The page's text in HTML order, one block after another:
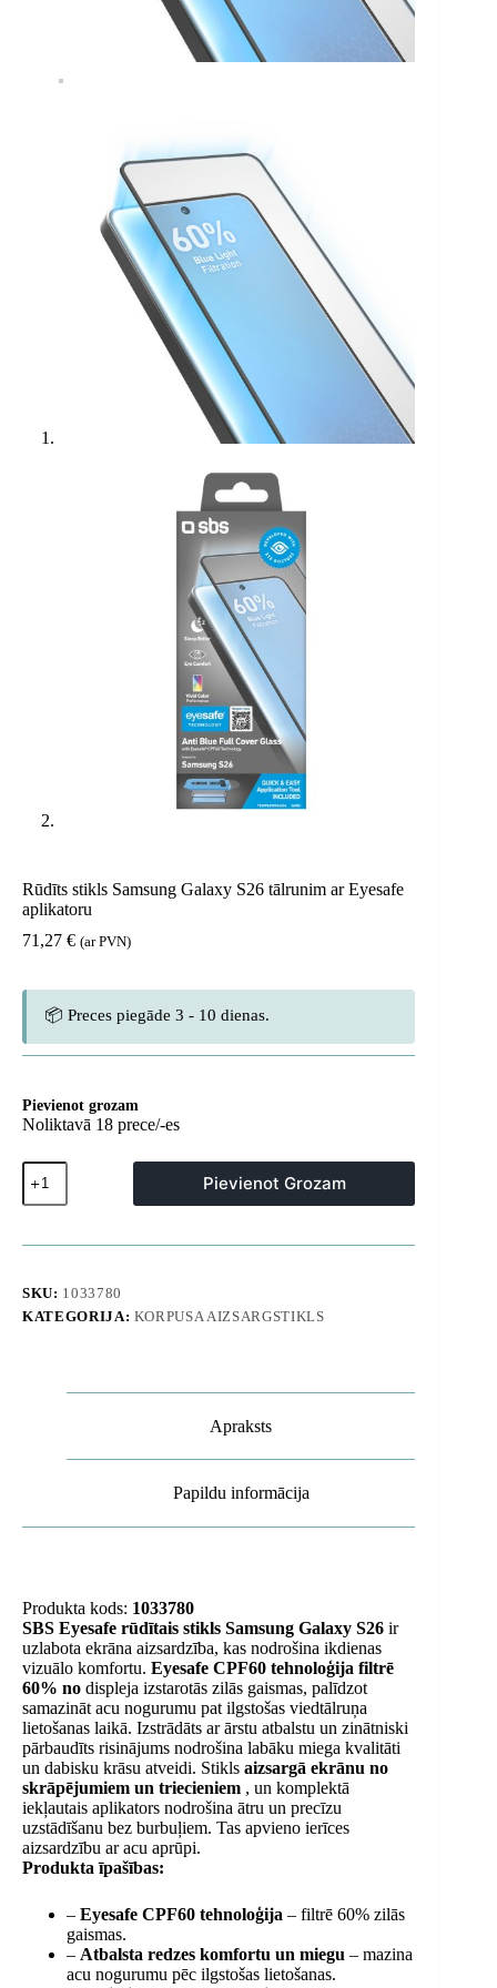
Rūdīts stikls Samsung Galaxy S26 tālrunim ar Eyesafe
aplikatoru
71,27 € (ar PVN)
📦 Preces piegāde 3 - 10 dienas.
Pievienot grozam
Noliktavā 18 prece/-es
Rūdīts
stikls
Samsung
S26
Eyesafe
aplikatoru
Pievienot Grozam
SKU: 1033780
KATEGORIJA: KORPUSA AIZSARGSTIKLS
Apraksts
Papildu informācija
Produkta kods: 1033780
SBS Eyesafe rūdītais stikls Samsung Galaxy S26 ir
uzlabota ekrāna aizsardzība, kas nodrošina ikdienas
vizuālo komfortu. Eyesafe CPF60 tehnoloģija filtrē
60% no displeja izstarotās zilās gaismas, palīdzot
samazināt acu nogurumu pat ilgstošas ​​viedtālruņa
lietošanas laikā. Izstrādāts ar ārstu atbalstu un zinātniski
pārbaudīts risinājums nodrošina labāku miega kvalitāti
un dabisku krāsu atveidi. Stikls aizsargā ekrānu no
skrāpējumiem un triecieniem , un komplektā
iekļautais aplikators nodrošina ātru un precīzu
uzstādīšanu bez burbuļiem. Tas apvieno ierīces
aizsardzību ar acu aprūpi.
Produkta īpašības:
– Eyesafe CPF60 tehnoloģija – filtrē 60% zilās
gaismas.
– Atbalsta redzes komfortu un miegu – mazina
acu nogurumu pēc ilgstošas ​​lietošanas.